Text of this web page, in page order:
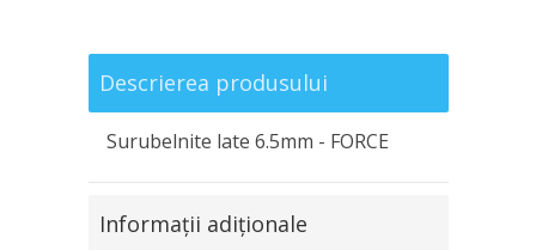
Descrierea produsului
Surubelnite late 6.5mm - FORCE
Informaţii adiţionale